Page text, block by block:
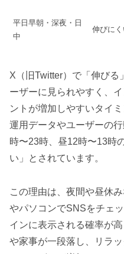
平日早朝・深夜・日
中
伸びに
X（旧Twitter）で「伸びる
ーザーに見られやすく、
ントが増加しやすいタイ
運用データやユーザーの
時〜23時、昼12時〜13時
い」とされています。
この理由は、夜間や昼休
やパソコンでSNSをチェ
インに表示される確率が
や家事が一段落し、リラ